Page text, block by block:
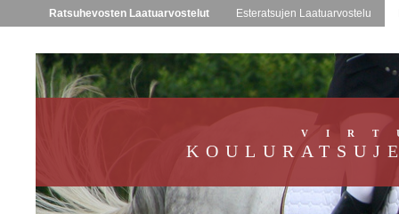
Ratsuhevosten Laatuarvostelut Esteratsujen Laatuarvostelu